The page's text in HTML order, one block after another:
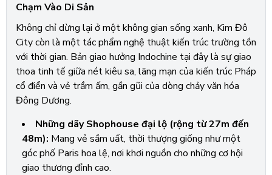
Chạm Vào Di Sản
Không chỉ dừng lại ở một không gian sống xanh, Kim Đô
City còn là một tác phẩm nghệ thuật kiến trúc trường tồn
với thời gian. Bản giao hưởng Indochine tại đây là sự giao
thoa tinh tế giữa nét kiêu sa, lãng mạn của kiến trúc Pháp
cổ điển và vẻ trầm ấm, gần gũi của dòng chảy văn hóa
Đông Dương.
Những dãy Shophouse đại lộ (rộng từ 27m đến
48m): Mang vẻ sầm uất, thời thượng giống như một
góc phố Paris hoa lệ, nơi khơi nguồn cho những cơ hội
giao thương đỉnh cao.